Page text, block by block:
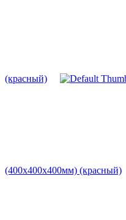
(красный)
(400х400х400мм) (красный)